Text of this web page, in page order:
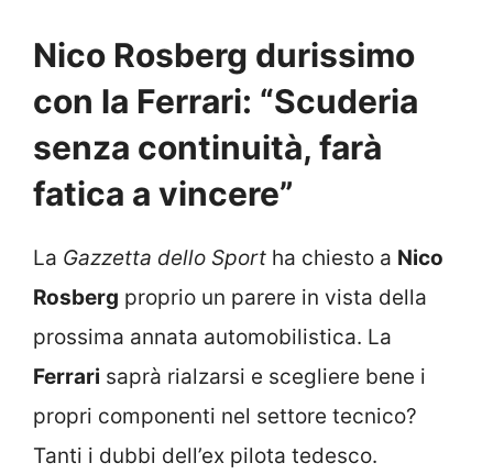
Nico Rosberg durissimo
con la Ferrari: “Scuderia
senza continuità, farà
fatica a vincere”
La Gazzetta dello Sport ha chiesto a Nico
Rosberg proprio un parere in vista della
prossima annata automobilistica. La
Ferrari saprà rialzarsi e scegliere bene i
propri componenti nel settore tecnico?
Tanti i dubbi dell’ex pilota tedesco.